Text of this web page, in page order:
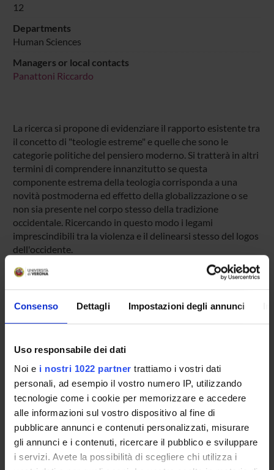
Consenso Dettagli Impostazioni degli annunci
Uso responsabile dei dati
Noi e i nostri 1022 partner trattiamo i vostri dati
personali, ad esempio il vostro numero IP, utilizzando
tecnologie come i cookie per memorizzare e accedere
alle informazioni sul vostro dispositivo al fine di
pubblicare annunci e contenuti personalizzati, misurare
gli annunci e i contenuti, ricercare il pubblico e sviluppare
i servizi. Avete la possibilità di scegliere chi utilizza i
12
Departments
Human Sciences
Managers or local contacts
Panattoni Riccardo
La ricerca si propone di evidenziare il rapporto esistente tra
il concetto di "teologie estreme" e quelle che sono le
categorie politiche del pensiero moderno. Si tratterà in altri
termini di comprendere innanzitutto se questa
componente estrema della teologia corrisponda a una
novità postmoderna ed effetto della globalizzazione o se
non sia presente nel corpo stesso della tradizione
occidentale. Ricercando in questo modo i legami
imprescindibili tra la violenza e il delinearsi stesso del logos
dell'occidente.
SPONSORS:
assigned and managed by the department
PROJECT PARTICIPANTS
Riccardo Panattoni
Full Professor